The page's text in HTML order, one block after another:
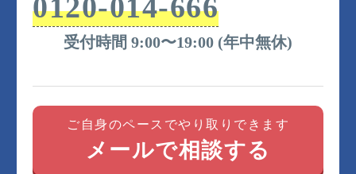
0120-014-666
受付時間 9:00〜19:00 (年中無休)
ご自身のペースでやり取りできます
メールで相談する